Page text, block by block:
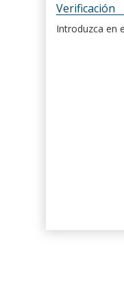
Verificación
Introduzca en